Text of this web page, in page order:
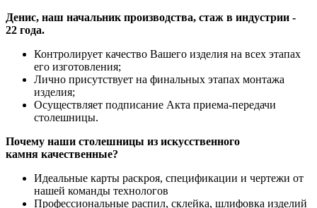
Денис, наш начальник производства, стаж в индустрии -
22 года.
Контролирует качество Вашего изделия на всех этапах
его изготовления;
Лично присутствует на финальных этапах монтажа
изделия;
Осуществляет подписание Акта приема-передачи
столешницы.
Почему наши столешницы из искусственного
камня качественные?
Идеальные карты раскроя, спецификации и чертежи от
нашей команды технологов
Профессиональные распил, склейка, шлифовка изделий